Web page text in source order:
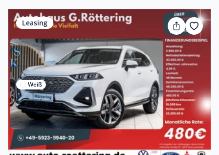
Leasing
Weiß
Privat & Gewerbe
GWM Wey 03 Luxury *270 KW
Hybrid •Automatik •367 PS (270 kW)
Gebraucht(2.900 km)• EZ: 07/2025